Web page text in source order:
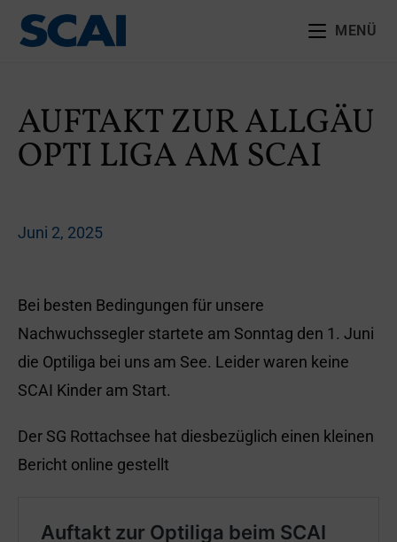
MENÜ
AUFTAKT ZUR ALLGÄU
OPTI LIGA AM SCAI
Juni 2, 2025
Bei besten Bedingungen für unsere
Nachwuchssegler startete am Sonntag den 1. Juni
die Optiliga bei uns am See. Leider waren keine
SCAI Kinder am Start.
Der SG Rottachsee hat diesbezüglich einen kleinen
Bericht online gestellt